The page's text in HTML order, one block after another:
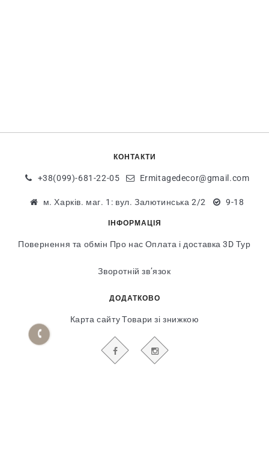
КОНТАКТИ
+38(099)-681-22-05 Ermitagedecor@gmail.com
м. Харків. маг. 1: вул. Залютинська 2/2 9-18
ІНФОРМАЦІЯ
Повернення та обмін Про нас Оплата і доставка 3D Тур
Зворотній зв’язок
ДОДАТКОВО
Карта сайту Товари зі знижкою